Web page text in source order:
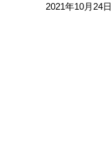
2021年10月24日